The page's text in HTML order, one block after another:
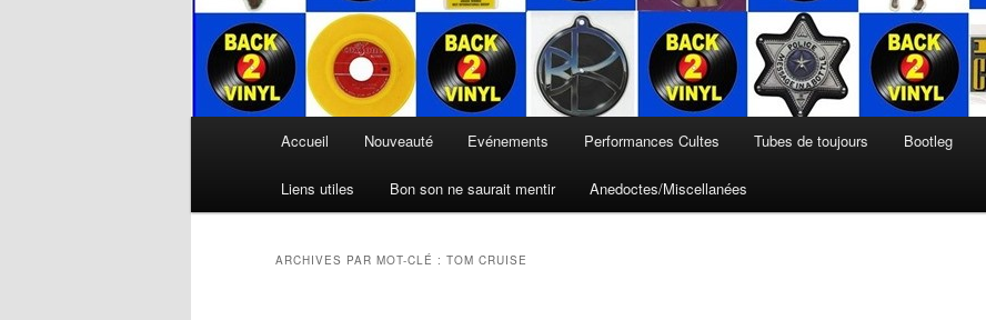
Accueil Nouveauté Evénements Performances Cultes Tubes de toujours Bootleg
Liens utiles Bon son ne saurait mentir Anedoctes/Miscellanées
ARCHIVES PAR MOT-CLÉ : TOM CRUISE